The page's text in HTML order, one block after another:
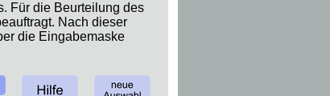
Für die Beurteilung des
Nach dieser
die Eingabemaske